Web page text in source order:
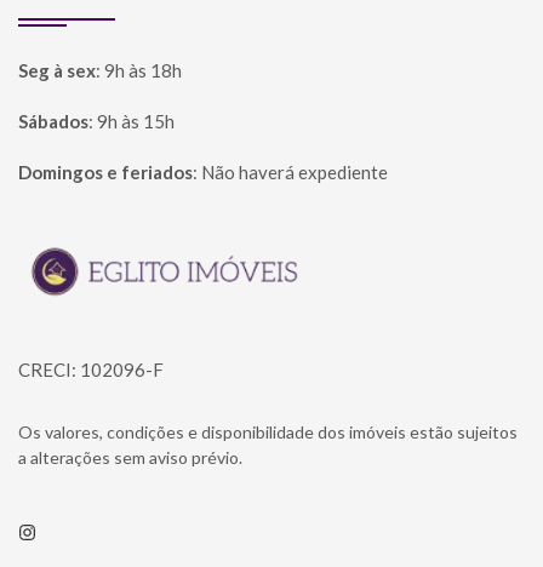
Seg à sex: 9h às 18h
Sábados: 9h às 15h
Domingos e feriados: Não haverá expediente
Página inicial
CRECI: 102096-F
Os valores, condições e disponibilidade dos imóveis estão sujeitos
a alterações sem aviso prévio.
Instagram